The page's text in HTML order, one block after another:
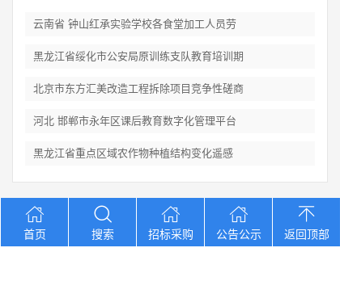
云南省 钟山红承实验学校各食堂加工人员劳
黑龙江省绥化市公安局原训练支队教育培训期
北京市东方汇美改造工程拆除项目竞争性磋商
河北 邯郸市永年区课后教育数字化管理平台
黑龙江省重点区域农作物种植结构变化遥感
Copyright © 2012-2026 中招招标网 版权所有 网站备案号：京
ICP备2023026371号-2
首页 搜索 招标采购 公告公示 返回顶部